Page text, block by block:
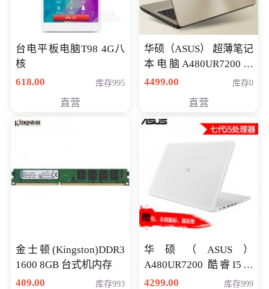
台电平板电脑T98 4G八
核
618.00
库存995
直营
华硕（ASUS） 超薄笔记
本电脑A480UR7200游
戏14英寸学生上网轻薄
GT930MX-
4499.00 库存0
直营
金士顿(Kingston)DDR3
1600 8GB 台式机内存
409.00
库存993
华硕（ASUS）
A480UR7200 酷睿I5超
薄学生办公游戏独显笔
4299.00 库存999